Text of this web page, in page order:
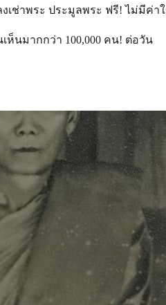
งเช่าพระ ประมูลพระ ฟรี! ไม่มีค่า
ห็นมากกว่า 100,000 คน! ต่อวัน